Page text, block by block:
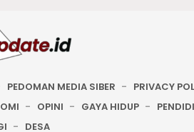
PEDOMAN MEDIA SIBER
PRIVACY
OPINI GAYA HIDUP
DESA